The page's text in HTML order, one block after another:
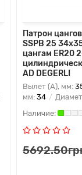
Патрон
SSPB 25
цангам ER20
AD DEGERLI
Вылет (A), мм:
мм: 34